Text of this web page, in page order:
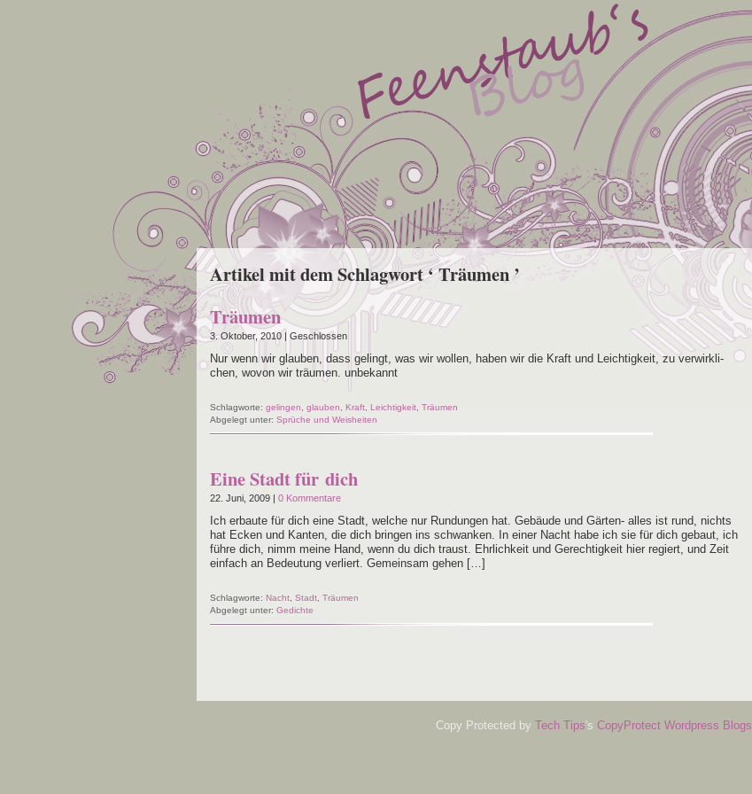
Artikel mit dem Schlagwort ‘ Träumen ’
Träumen
3. Oktober, 2010 | Geschlossen
Nur wenn wir glau­ben, dass gelingt, was wir wol­len, haben wir die Kraft und Leich­tig­keit, zu ver­wirk­li­
chen, wovon wir träu­men. unbekannt
Schlagworte: gelingen glauben Kraft Leichtigkeit Träumen
Abgelegt unter: Sprüche und Weisheiten
Eine Stadt für dich
22. Juni, 2009 | 0 Kommentare
Ich erbau­te für dich eine Stadt, wel­che nur Run­dun­gen hat. Gebäu­de und Gär­­ten- alles ist rund, nichts
hat Ecken und Kan­ten, die dich brin­gen ins schwan­ken. In einer Nacht habe ich sie für dich gebaut, ich
füh­re dich, nimm mei­ne Hand, wenn du dich traust. Ehr­lich­keit und Gerech­tig­keit hier regiert, und Zeit
ein­fach an Bedeu­tung ver­liert. Gemein­sam gehen […]
Schlagworte: Nacht Stadt Träumen
Abgelegt unter: Gedichte
Copy Protected by Tech Tips's CopyProtect Wordpress Blogs